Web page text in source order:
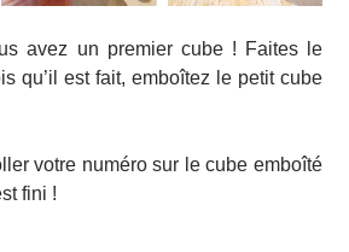
avez un premier cube ! Faites le
qu’il est fait, emboîtez le petit cube
votre numéro sur le cube emboîté
fini !